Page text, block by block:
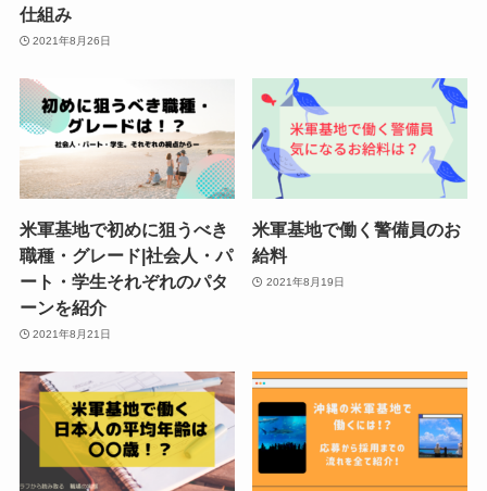
仕組み
2021年8月26日
米軍基地で初めに狙うべき
職種・グレード|社会人・パ
ート・学生それぞれのパタ
ーンを紹介
2021年8月21日
米軍基地で働く警備員のお
給料
2021年8月19日